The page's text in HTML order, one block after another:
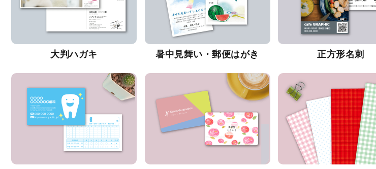
大判ハガキ 暑中見舞い・郵便はがき 正方形名刺